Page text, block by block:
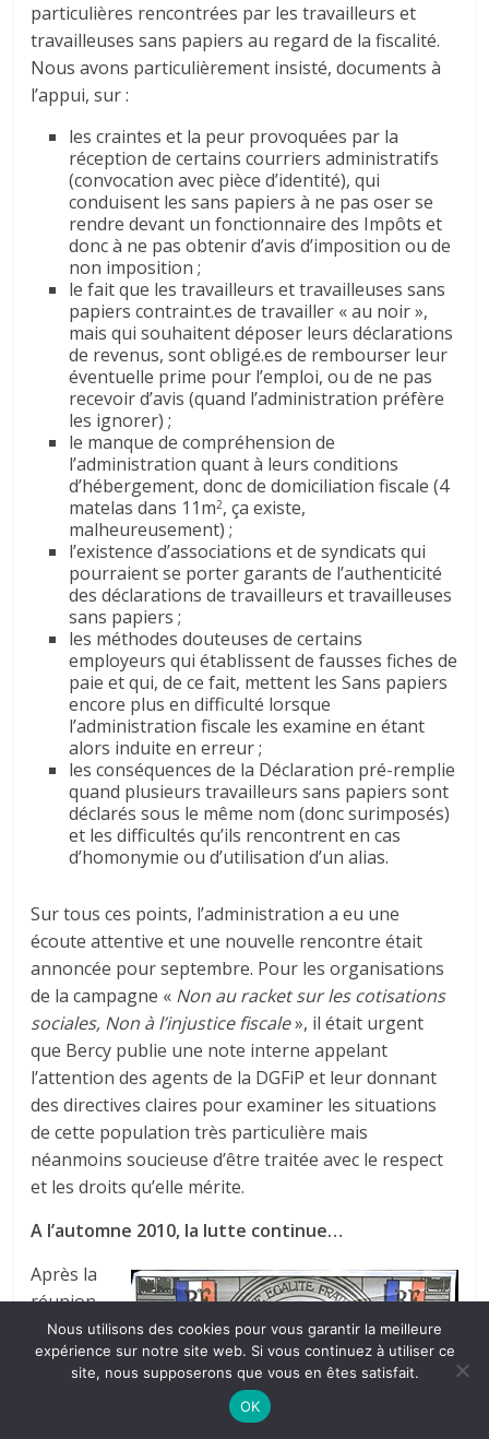
particulières rencontrées par les travailleurs et
travailleuses sans papiers au regard de la fiscalité.
Nous avons particulièrement insisté, documents à
l’appui, sur :
les craintes et la peur provoquées par la
réception de certains courriers administratifs
(convocation avec pièce d’identité), qui
conduisent les sans papiers à ne pas oser se
rendre devant un fonctionnaire des Impôts et
donc à ne pas obtenir d’avis d’imposition ou de
non imposition ;
le fait que les travailleurs et travailleuses sans
papiers contraint.es de travailler « au noir »,
mais qui souhaitent déposer leurs déclarations
de revenus, sont obligé.es de rembourser leur
éventuelle prime pour l’emploi, ou de ne pas
recevoir d’avis (quand l’administration préfère
les ignorer) ;
le manque de compréhension de
l’administration quant à leurs conditions
d’hébergement, donc de domiciliation fiscale (4
matelas dans 11m2, ça existe,
malheureusement) ;
l’existence d’associations et de syndicats qui
pourraient se porter garants de l’authenticité
des déclarations de travailleurs et travailleuses
sans papiers ;
les méthodes douteuses de certains
employeurs qui établissent de fausses fiches de
paie et qui, de ce fait, mettent les Sans papiers
encore plus en difficulté lorsque
l’administration fiscale les examine en étant
alors induite en erreur ;
les conséquences de la Déclaration pré-remplie
quand plusieurs travailleurs sans papiers sont
déclarés sous le même nom (donc surimposés)
et les difficultés qu’ils rencontrent en cas
d’homonymie ou d’utilisation d’un alias.
Sur tous ces points, l’administration a eu une
écoute attentive et une nouvelle rencontre était
annoncée pour septembre. Pour les organisations
de la campagne « Non au racket sur les cotisations
sociales, Non à l’injustice fiscale», il était urgent
que Bercy publie une note interne appelant
l’attention des agents de la DGFiP et leur donnant
des directives claires pour examiner les situations
de cette population très particulière mais
néanmoins soucieuse d’être traitée avec le respect
et les droits qu’elle mérite.
A l’automne 2010, la lutte continue…
Après la
réunion
du 12
juillet à
Bercy,
Nous utilisons des cookies pour vous garantir la meilleure
expérience sur notre site web. Si vous continuez à utiliser ce
site, nous supposerons que vous en êtes satisfait.
OK